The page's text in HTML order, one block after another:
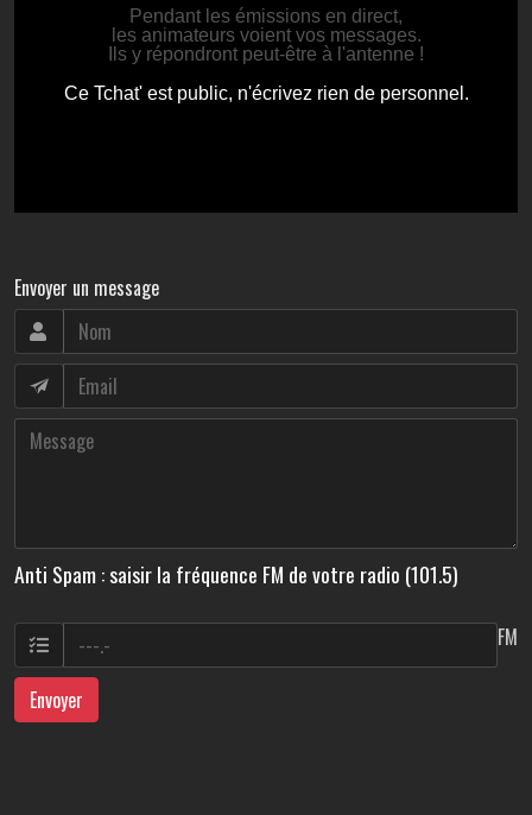
Envoyer un message
Anti Spam : saisir la fréquence FM de votre radio (101.5)
FM
Envoyer